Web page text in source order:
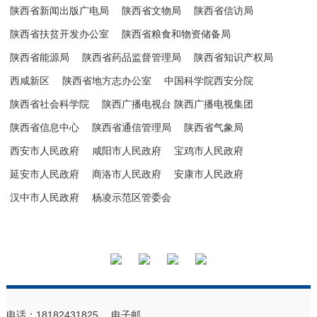
陕西省新闻出版广电局 陕西省文物局 陕西省信访局
陕西省扶贫开发办公室 陕西省粮食和物资储备局
陕西省能源局 陕西省药品监督管理局 陕西省知识产权局
西咸新区 陕西省地方志办公室 中国科学院西安分院
陕西省社会科学院 陕西广播电视台 陕西广播电视集团
陕西省信息中心 陕西省通信管理局 陕西省气象局
西安市人民政府 咸阳市人民政府 宝鸡市人民政府
延安市人民政府 商洛市人民政府 安康市人民政府
汉中市人民政府 杨凌示范区管委会